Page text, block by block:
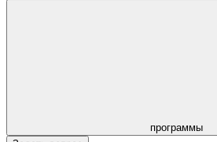
программы